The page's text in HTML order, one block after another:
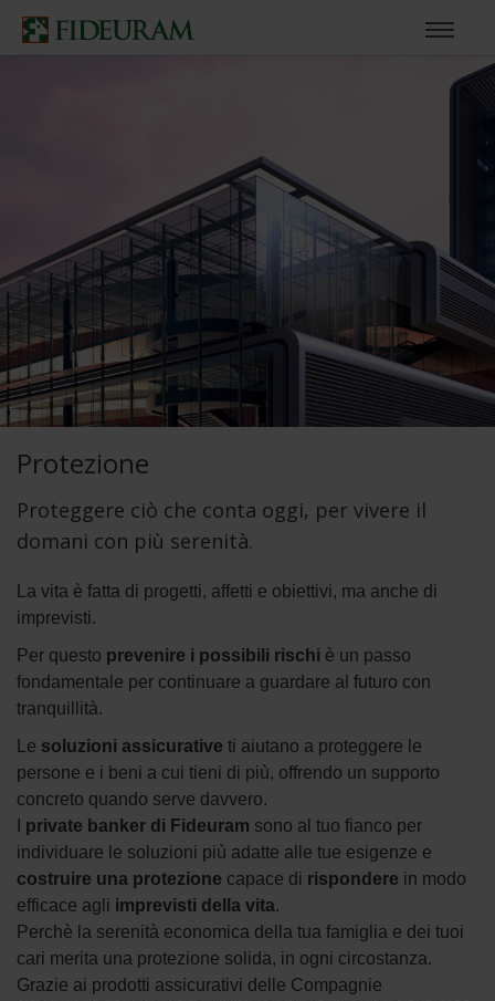
Protezione
Proteggere ciò che conta oggi, per vivere il
domani con più serenità.
La vita è fatta di progetti, affetti e obiettivi, ma anche di
imprevisti.
Per questo prevenire i possibili rischi è un passo
fondamentale per continuare a guardare al futuro con
tranquillità.
Le soluzioni assicurative ti aiutano a proteggere le
persone e i beni a cui tieni di più, offrendo un supporto
concreto quando serve davvero.
private banker di Fideuram sono al tuo fianco per
individuare le soluzioni più adatte alle tue esigenze e
costruire una protezione capace di rispondere in modo
efficace agli imprevisti della vita.
Perchè la serenità economica della tua famiglia e dei tuoi
cari merita una protezione solida, in ogni circostanza.
Grazie ai prodotti assicurativi delle Compagnie